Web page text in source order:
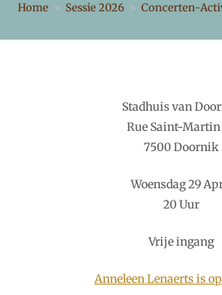
Home > Sessie 2026 > Concerten-
Stadhuis van
Rue Saint-Martin
7500 Doornik
Woensdag 29
20 Uur
Vrije ingang
Anneleen Lenaerts is